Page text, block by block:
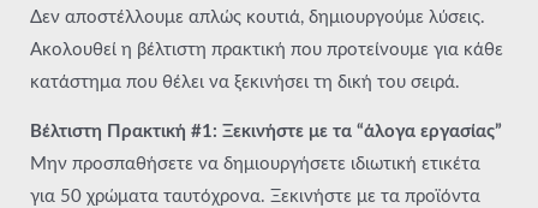
Δεν αποστέλλουμε απλώς κουτιά, δημιουργούμε λύσεις.
Ακολουθεί η βέλτιστη πρακτική που προτείνουμε για κάθε
κατάστημα που θέλει να ξεκινήσει τη δική του σειρά.
Βέλτιστη Πρακτική #1: Ξεκινήστε με τα “άλογα εργασίας”
Μην προσπαθήσετε να δημιουργήσετε ιδιωτική ετικέτα
για 50 χρώματα ταυτόχρονα. Ξεκινήστε με τα προϊόντα